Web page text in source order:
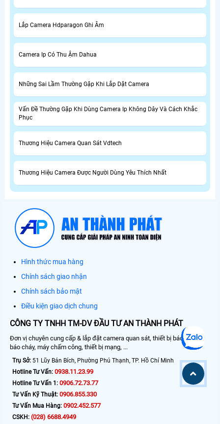
Lắp Camera Hdparagon Ghi Âm
Camera Ip Có Thu Ậm Dahua
Những Sai Lầm Thường Gặp Khi Lắp Dặt Camera
Vấn Đề Thường Gặp Khi Dùng Camera Ip Không Dây Và Cách Khắc
Phục
Thương Hiệu Camera Quan Sát Vdtech
Thương Hiệu Camera Được Người Dùng Yêu Thích Nhất
Hình thức mua hàng
Chính sách giao nhận
Chính sách bảo mật
Điều kiện giao dịch chung
CÔNG TY TNHH TM-DV ĐẦU TƯ AN THÀNH PHÁT
Đơn vị chuyên cung cấp & lắp đặt camera quan sát, thiết bị báo động,
báo cháy, máy chấm công, thiết bị mạng, ...
Trụ Sở: 51 Lũy Bán Bích, Phường Phú Thạnh, TP. Hồ Chí Minh
Hotline Tư Vấn: 0938.11.23.99
Hotline Tư Vấn 1: 0906.72.73.77
Tư Vấn Kỹ Thuật: 0906.855.330
Tư Vấn Mua Hàng: 0902.452.577
CSKH: (028) 6688.4949